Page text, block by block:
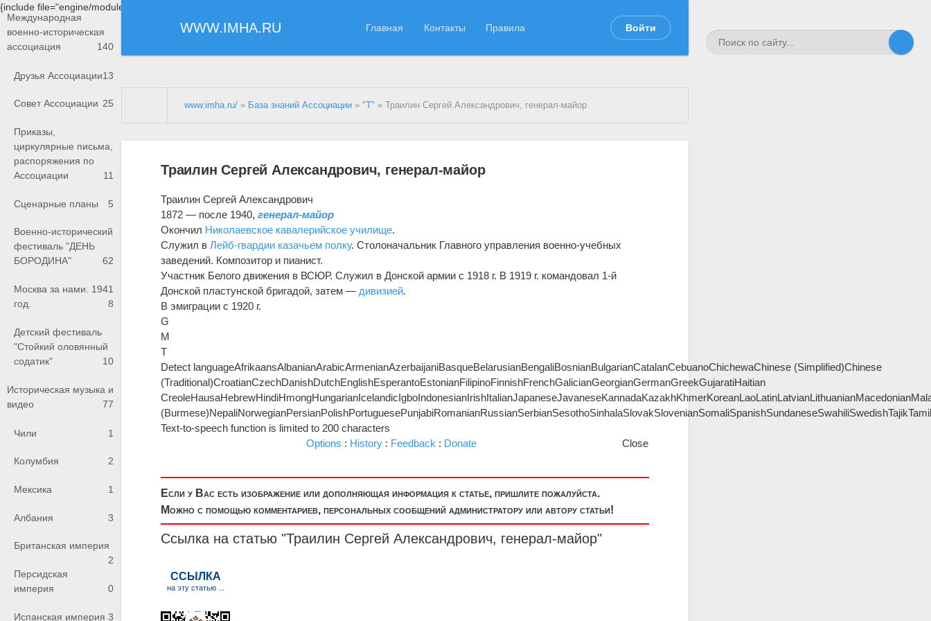
{include file="engine/modules/saperu/head.php"}
WWW.IMHA.RU Главная Контакты Правила Войти
Международная
военно-историческая
ассоциация
140
Друзья Ассоциации13
Совет Ассоциации 25
Приказы,
циркулярные письма,
распоряжения по
Ассоциации
11
Сценарные планы 5
Военно-исторический
фестиваль "ДЕНЬ
БОРОДИНА"
62
Москва за нами. 1941
год.
8
Детский фестиваль
"Стойкий оловянный
содатик"
10
Историческая музыка и
видео
77
Чили 1
Колумбия 2
Мексика 1
Албания 3
Британская империя
2
Персидская
империя
0
Испанская империя 3
www.imha.ru/ » База знаний Ассоциации »"Т" » Траилин Сергей Александрович, генерал-майор
Траилин Сергей Александрович, генерал-майор
Траилин Сергей Александрович
1872 — после 1940,генерал-майор
Окончил Николаевское кавалерийское училище.
Служил вЛейб-гвардии казачьем полку. Столоначальник Главного управления военно-учебных
заведений. Композитор и пианист.
Участник Белого движения в ВСЮР. Служил в Донской армии с 1918 г. В 1919 г. командовал 1-й
Донской пластунской бригадой, затем — дивизией.
В эмиграции с 1920 г.
G
M
T
Detect languageAfrikaansAlbanianArabicArmenianAzerbaijaniBasqueBelarusianBengaliBosnianBulgarianCatalanCebuanoChichewaChinese (Simplified)Chinese
(Traditional)CroatianCzechDanishDutchEnglishEsperantoEstonianFilipinoFinnishFrenchGalicianGeorgianGermanGreekGujaratiHaitian
Text-to-speech function is limited to 200 characters
Options : History : Feedback : Donate Close
Если у Вас есть изображение или дополняющая информация к статье, пришлите пожалуйста.
Можно с помощью комментариев, персональных сообщений администратору или автору статьи!
Ссылка на статью "Траилин Сергей Александрович, генерал-майор"